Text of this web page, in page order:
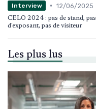
Interview • 12/06/2025
CELO 2024 : pas de stand, pas
d'exposant, pas de visiteur
Les plus lus